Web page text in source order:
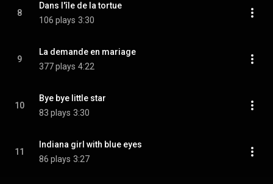
8
Dans l'île de la tortue
106 plays 3:30
9
La demande en mariage
377 plays 4:22
10
Bye bye little star
83 plays 3:30
11
Indiana girl with blue eyes
86 plays 3:27